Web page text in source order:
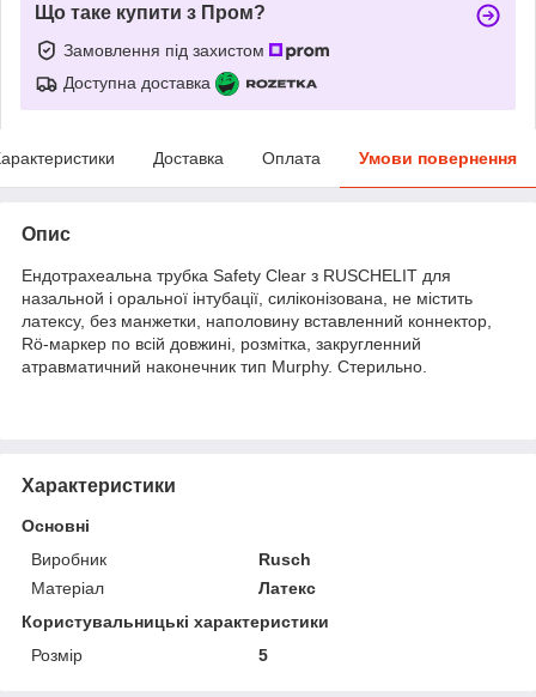
Що таке купити з Пром?
Замовлення під захистом
Доступна доставка
Доставка Оплата Умови повернення
Опис
Ендотрахеальна трубка Safety Clear з RUSCHELIT для
назальной і оральної інтубації, силіконізована, не містить
латексу, без манжетки, наполовину вставленний коннектор,
Rö-маркер по всій довжині, розмітка, закругленний
атравматичний наконечник тип Murphy. Стерильно.
Характеристики
Основні
Виробник
Rusch
Матеріал
Латекс
Користувальницькі характеристики
Розмір
5